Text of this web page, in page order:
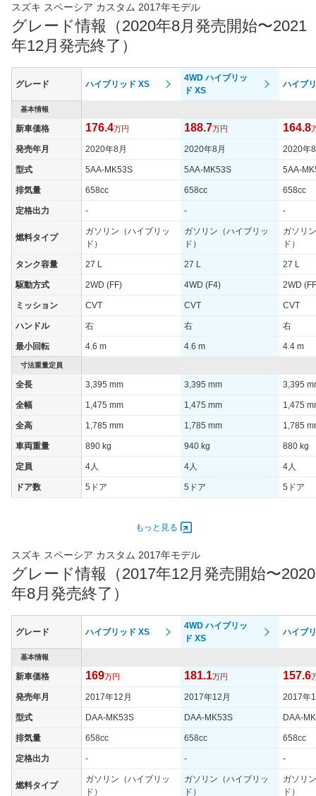
最高出力 38.00 [52]/ 6,000 38.00 [52]/ 6,000
最高トルク 60 [6.1]/ 4,400 60 [6.1]/ 4,400 60 [6.1]/
過給機 -
タイヤ
タイヤサイズ
(前)
165/55R15 75V
タイヤサイズ
(後)
165/55R15 75V 165/55R15 75V 155/
燃費
WLTCモード 21.2km/L 20.2km/L 21.2km/
WLTCモード(市
街地)
外)
22.3km/L 21.1km/L 22.3km/
WLTCモード(高
21km/L 20.1km/L 21km/L
装備オプション
スズキ スペーシア カスタム 2017年モデル
グレード情報（2020年8月発売開始〜2021
年12月発売終了）
グレード ハイブリッド XS
4WD ハイブリッ
ド XS
ハイブ
基本情報
新車価格 176.4万円 188.7万円 164.8
発売年月 2020年8月 2020年8月 2020年
型式 5AA-MK53S 5AA-MK53S 5AA-
排気量 658cc 658cc 658cc
定格出力 - - -
燃料タイプ
ガソリン（ハイブリッ
ド）
ガソリン（ハイブリッ
ド）
ガソリ
ド）
タンク容量 27 L 27 L 27 L
駆動方式 2WD (FF) 4WD (F4) 2WD
ミッション CVT CVT CVT
ハンドル 右 右 右
最小回転 4.6 m 4.6 m 4.4 m
寸法重量定員
全長 3,395 mm 3,395 mm 3,395
全幅 1,475 mm 1,475 mm 1,475
全高 1,785 mm 1,785 mm 1,785
車両重量 890 kg 940 kg 880 kg
定員 4人 4人 4人
ドア数 5ドア 5ドア 5ドア
最高出力 38.00 [52]/ 6,000 38.00 [52]/ 6,000
最高トルク 60 [6.1]/ 4,400 60 [6.1]/ 4,400 60 [6.1]/
過給機 -
タイヤ
タイヤサイズ
(前)
165/55R15 75V
タイヤサイズ
(後)
165/55R15 75V 165/55R15 75V 155/
燃費
WLTCモード 21.2km/L 20.2km/L 21.2km/
WLTCモード(市
街地)
外)
22.3km/L 21.1km/L 22.3km/
もっと見る
スズキ スペーシア カスタム 2017年モデル
グレード情報（2017年12月発売開始〜2020
年8月発売終了）
グレード ハイブリッド XS
4WD ハイブリッ
ド XS
ハイブ
基本情報
新車価格 169万円 181.1万円 157.6
発売年月 2017年12月 2017年12月 2017年
型式 DAA-MK53S DAA-MK53S DAA-
排気量 658cc 658cc 658cc
定格出力 - - -
燃料タイプ
ガソリン（ハイブリッ
ド）
ガソリン（ハイブリッ
ド）
ガソリ
ド）